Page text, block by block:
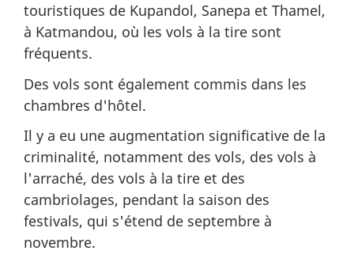
touristiques de Kupandol, Sanepa et Thamel,
à Katmandou, où les vols à la tire sont
fréquents.
Des vols sont également commis dans les
chambres d'hôtel.
Il y a eu une augmentation significative de la
criminalité, notamment des vols, des vols à
l'arraché, des vols à la tire et des
cambriolages, pendant la saison des
festivals, qui s'étend de septembre à
novembre.